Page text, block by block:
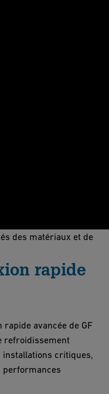
des matériaux et de
rapide
rapide avancée de GF
refroidissement
installations critiques,
performances